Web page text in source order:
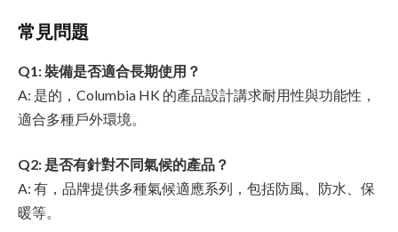
常見問題
Q1: 裝備是否適合長期使用？
A: 是的，Columbia HK 的產品設計講求耐用性與功能性，
適合多種戶外環境。
Q2: 是否有針對不同氣候的產品？
A: 有，品牌提供多種氣候適應系列，包括防風、防水、保
暖等。